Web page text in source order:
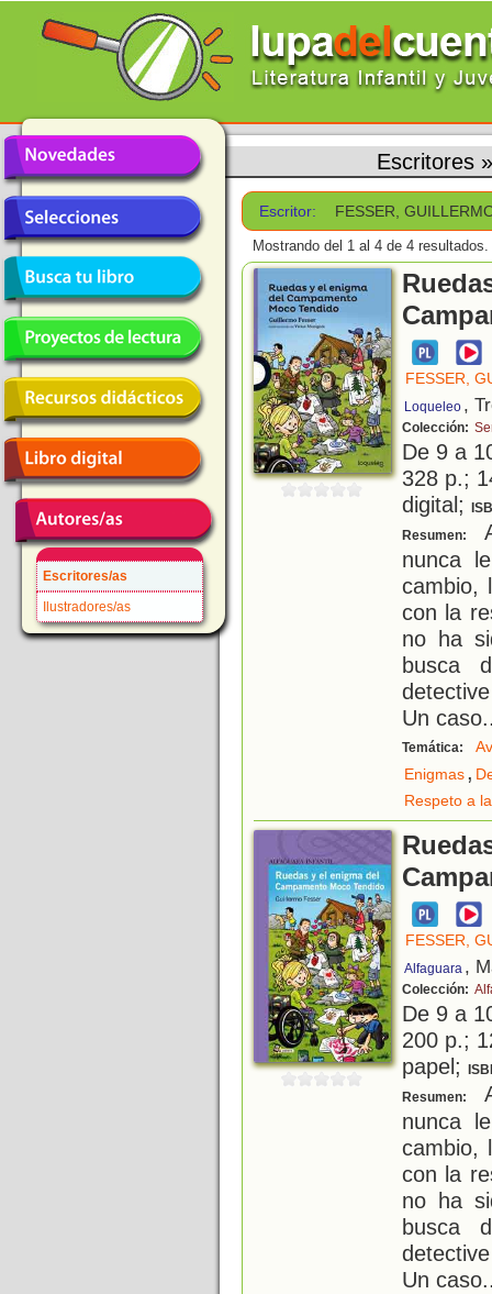
Escritores/as
Ilustradores/as
Escritores
Escritor: FESSER,
Mostrando del 1 al 4 de 4 resultados.
FESSER,
Loqueleo ,
Colección:
De 9 a
328 p.;
digital;
Resumen:
nunca
cambio,
con la
no ha
busca
Un caso
Temática:
Enigmas,
Respeto a
FESSER,
Alfaguara ,
Colección:
De 9 a
200 p.;
papel;
Resumen:
nunca
cambio,
con la
no ha
busca
Un caso